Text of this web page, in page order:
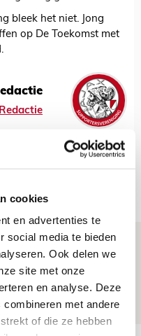
cookies
en advertenties te
social media te bieden
Ook delen we
site met onze
en analyse. Deze
met andere
of die ze hebben
bleek het niet. Jong
op De Toekomst met
bleven door